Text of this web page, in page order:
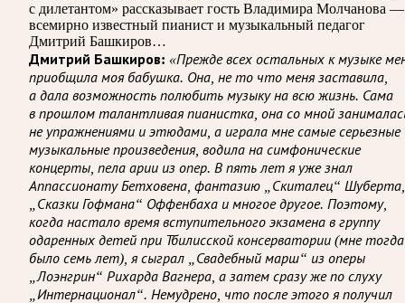
с дилетантом» рассказывает гость Владимира Молчанова —
всемирно известный пианист и музыкальный педагог
Дмитрий Башкиров…
Дмитрий Башкиров: «Прежде всех остальных к музыке
приобщила моя бабушка. Она, не то что меня заставила,
а дала возможность полюбить музыку на всю жизнь. Сама
в прошлом талантливая пианистка, она со мной
не упражнениями и этюдами, а играла мне самые серьезные
музыкальные произведения, водила на симфонические
концерты, пела арии из опер. В пять лет я уже знал
Аппассионату Бетховена, фантазию „Скиталец“ Шуберта,
„Сказки Гофмана“ Оффенбаха и многое другое. Поэтому,
когда настало время вступительного экзамена в группу
одаренных детей при Тбилисской консерватории (мне тогда
было семь лет), я сыграл „Свадебный марш“ из оперы
„Лоэнгрин“ Рихарда Вагнера, а затем сразу же по слуху
„Интернационал“. Немудрено, что после этого я получил